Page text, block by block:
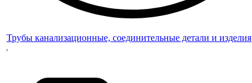
Трубы канализационные, соединительные детали и изделия